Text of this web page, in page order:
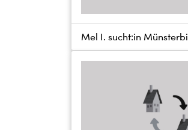
Mel I. sucht:in Münster